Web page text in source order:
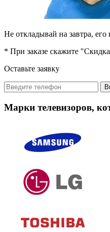
Не откладывай на завтра,
* При заказе скажите
Оставьте заявку
Марки телевизоров,